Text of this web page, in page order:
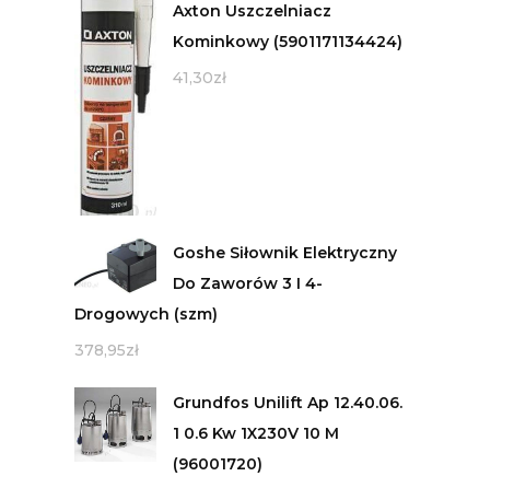
Axton Uszczelniacz
Kominkowy (5901171134424)
41,30zł
Goshe Siłownik Elektryczny
Do Zaworów 3 I 4-
Drogowych (szm)
378,95zł
Grundfos Unilift Ap 12.40.06.
1 0.6 Kw 1X230V 10 M
(96001720)